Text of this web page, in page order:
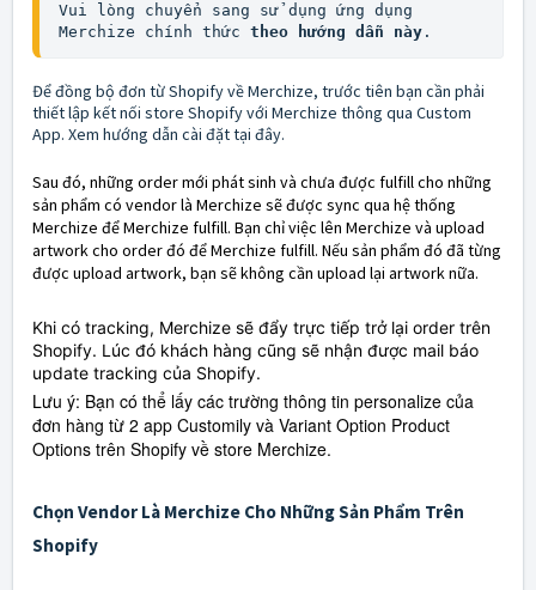
Vui lòng chuyển sang sử dụng ứng dụng
Merchize chính thức theo hướng dẫn này .
Để đồng bộ đơn từ Shopify về Merchize, trước tiên bạn cần phải
thiết lập kết nối store Shopify với Merchize thông qua Custom
App. Xem hướng dẫn cài đặt tại đây.
Sau đó, những order mới phát sinh và chưa được fulfill cho những
sản phẩm có vendor là Merchize sẽ được sync qua hệ thống
Merchize để Merchize fulfill. Bạn chỉ việc lên Merchize và upload
artwork cho order đó để Merchize fulfill. Nếu sản phẩm đó đã từng
được upload artwork, bạn sẽ không cần upload lại artwork nữa.
Khi có tracking, Merchize sẽ đẩy trực tiếp trở lại order trên
Shopify. Lúc đó khách hàng cũng sẽ nhận được mail báo
update tracking của Shopify.
Lưu ý: Bạn có thể lấy các trường thông tin personalize của
đơn hàng từ 2 app Customily và Variant Option Product
Options trên Shopify về store Merchize.
Chọn Vendor Là Merchize Cho Những Sản Phẩm Trên
Shopify